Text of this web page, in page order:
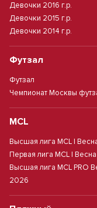
Девочки 2016 г.р.
Девочки 2015 г.р.
Девочки 2014 г.р.
Футзал
Футзал
Чемпионат Москвы
MCL
Высшая лига MCL |
Первая лига MCL |
Высшая лига MCL PRO
2026